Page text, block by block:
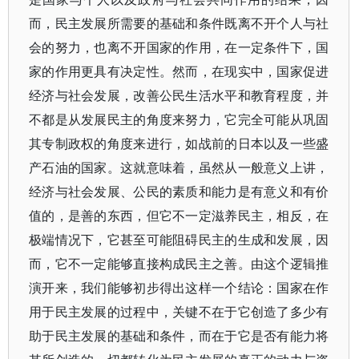
而，民主发展所需要的基础和条件既离不开个人与社
会的努力，也离不开国家的作用，在一定条件下，国
家的作用更具有决定性。然而，在现实中，国家促进
经济与社会发展，改善公民生活水平和教育程度，并
不都是从发展民主的角度来努力，它完全可能从巩固
其专制政权的角度来进行，如战前的日本以及一些盛
产石油的国家。这就意味着，虽然从一般意义上讲，
经济与社会发展、公民的素质和能力是有意义和有价
值的，是善的东西，但它不一定滋养民主，相反，在
极端情况下，它甚至可能阻碍民主的生成和发展，因
而，它不一定能够直接构成民主之善。由这个逻辑推
演开来，我们能够初步得出这样一个结论：国家在作
用于民主发展的过程中，关键不在于它创造了多少有
助于民主发展的基础和条件，而在于它是否有能力将